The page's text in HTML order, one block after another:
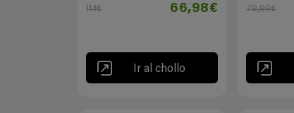
114€ 66,98€
Ir al chollo
79,99€